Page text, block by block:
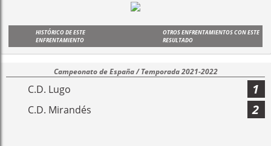
HISTÓRICO DE ESTE
ENFRENTAMIENTO
OTROS ENFRENTAMIENTOS CON ESTE
RESULTADO
Campeonato de España / Temporada 2021-2022
C.D. Lugo 1
C.D. Mirandés 2